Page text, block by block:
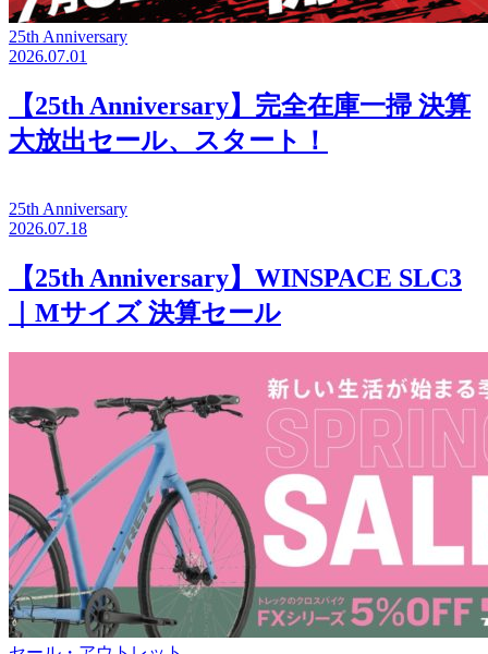
25th Anniversary
2026.07.01
【25th Anniversary】完全在庫一掃 決算
大放出セール、スタート！
25th Anniversary
2026.07.18
【25th Anniversary】WINSPACE SLC3
｜Mサイズ 決算セール